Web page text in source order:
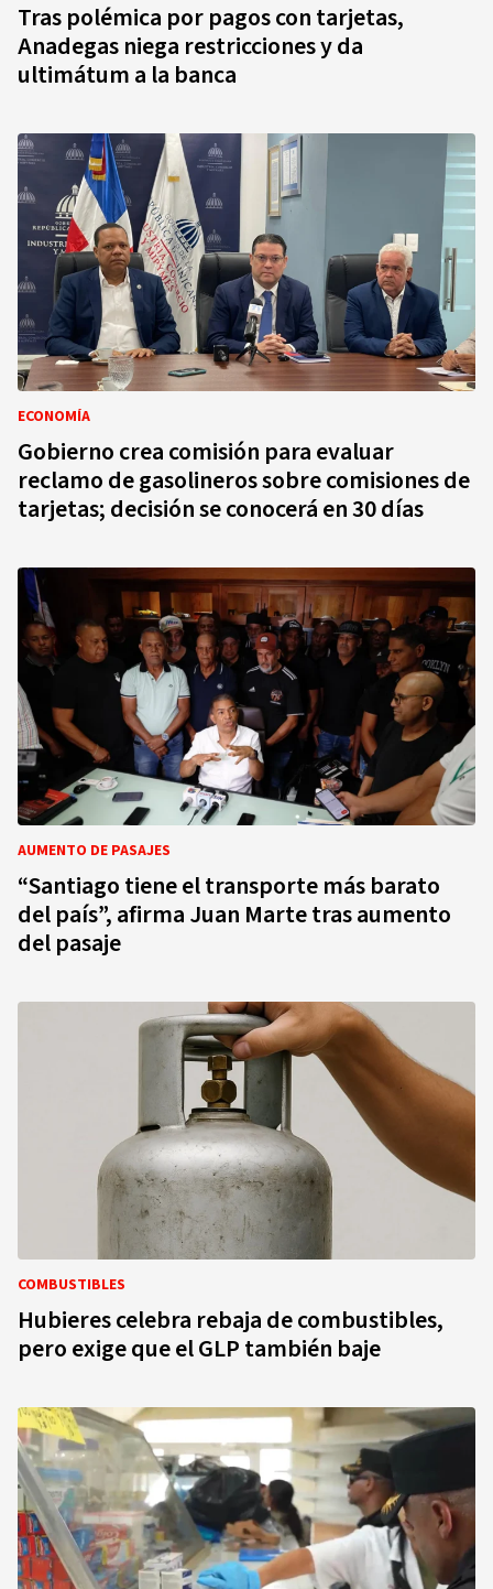
Tras polémica por pagos con tarjetas,
Anadegas niega restricciones y da
ultimátum a la banca
ECONOMÍA
Gobierno crea comisión para evaluar
reclamo de gasolineros sobre comisiones de
tarjetas; decisión se conocerá en 30 días
AUMENTO DE PASAJES
“Santiago tiene el transporte más barato
del país”, afirma Juan Marte tras aumento
del pasaje
COMBUSTIBLES
Hubieres celebra rebaja de combustibles,
pero exige que el GLP también baje